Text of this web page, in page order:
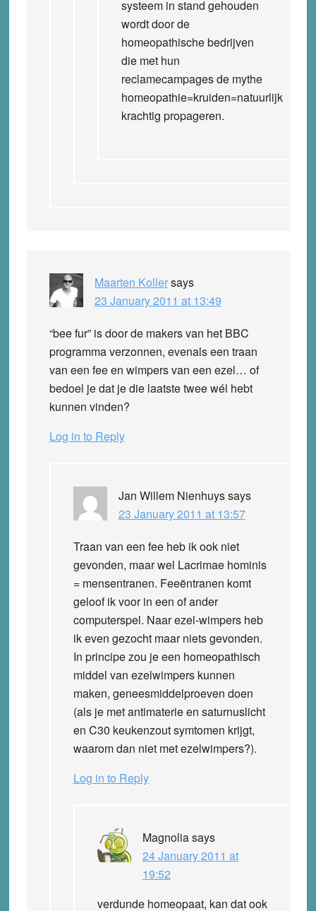
systeem in stand gehouden
wordt door de
homeopathische bedrijven
die met hun
reclamecampages de mythe
homeopathie=kruiden=natuurlijk
krachtig propageren.
Maarten Kollersays
23 January 2011 at 13:49
“bee fur” is door de makers van het BBC
programma verzonnen, evenals een traan
van een fee en wimpers van een ezel… of
bedoel je dat je die laatste twee wél hebt
kunnen vinden?
Log in to Reply
Jan Willem Nienhuyssays
23 January 2011 at 13:57
Traan van een fee heb ik ook niet
gevonden, maar wel Lacrimae hominis
= mensentranen. Feeëntranen komt
geloof ik voor in een of ander
computerspel. Naar ezel-wimpers heb
ik even gezocht maar niets gevonden.
In principe zou je een homeopathisch
middel van ezelwimpers kunnen
maken, geneesmiddelproeven doen
(als je met antimaterie en saturnuslicht
en C30 keukenzout symtomen krijgt,
waarom dan niet met ezelwimpers?).
Log in to Reply
Magnoliasays
24 January 2011 at
19:52
verdunde homeopaat, kan dat ook